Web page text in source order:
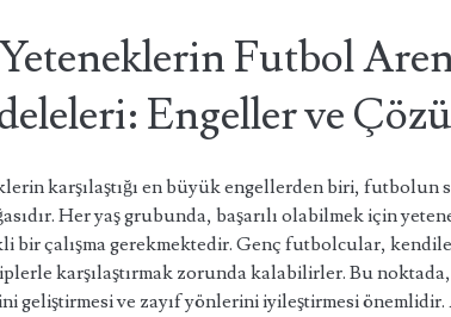
Futbol
Engeller ve
karşılaştığı en büyük engellerden biri, futbolun
Her yaş grubunda, başarılı olabilmek için
bir çalışma gerekmektedir. Genç futbolcular,
karşılaştırmak zorunda kalabilirler. Bu
geliştirmesi ve zayıf yönlerini iyileştirmesi önemlidir.